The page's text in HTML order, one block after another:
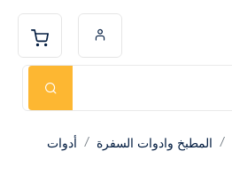
المطبخ وادوات السفرة
أدوات